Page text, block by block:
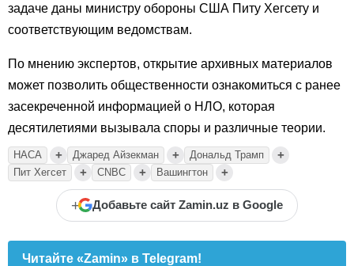
задаче даны министру обороны США Питу Хегсету и
соответствующим ведомствам.
По мнению экспертов, открытие архивных материалов
может позволить общественности ознакомиться с ранее
засекреченной информацией о НЛО, которая
десятилетиями вызывала споры и различные теории.
НАСА + Джаред Айзекман + Дональд Трамп +
Пит Хегсет + CNBC + Вашингтон +
+ Добавьте сайт Zamin.uz в Google
Читайте «Zamin» в Telegram!